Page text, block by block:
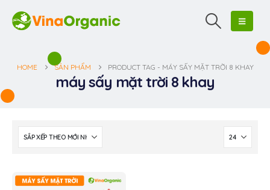
HOME SẢN PHẨM PRODUCT TAG - MÁY SẤY MẶT TRỜI 8 KHAY
máy sấy mặt trời 8 khay